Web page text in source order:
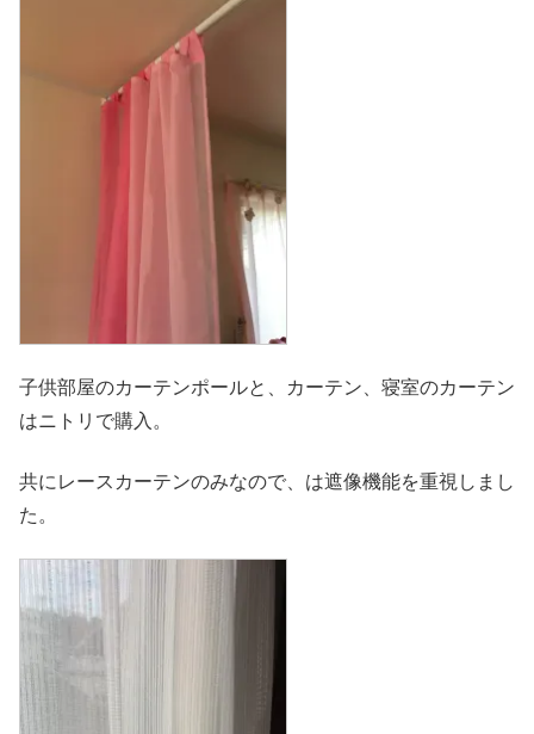
子供部屋のカーテンポールと、カーテン、寝室のカーテン
はニトリで購入。
共にレースカーテンのみなので、は遮像機能を重視しまし
た。